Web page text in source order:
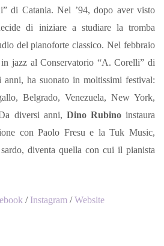
di Catania. Nel ’94, dopo aver visto
di iniziare a studiare la tromba
del pianoforte classico. Nel febbraio
in jazz al Conservatorio “A. Corelli” di
anni, ha suonato in moltissimi festival:
Belgrado, Venezuela, New York,
diversi anni, Dino Rubinoinstaura
con Paolo Fresu e la Tuk Music,
diventa quella con cui il pianista
/ Instagram /Website